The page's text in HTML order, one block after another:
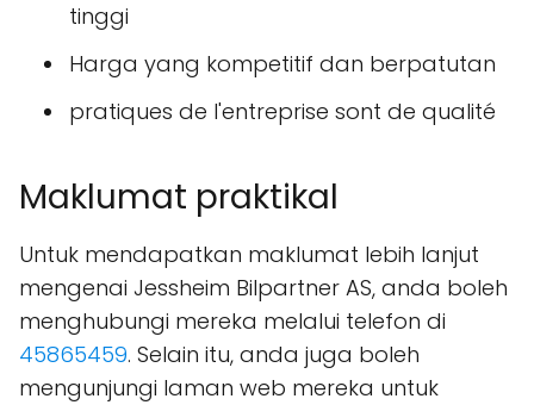
tinggi
Harga yang kompetitif dan berpatutan
pratiques de l'entreprise sont de qualité
Maklumat praktikal
Untuk mendapatkan maklumat lebih lanjut
mengenai Jessheim Bilpartner AS, anda boleh
menghubungi mereka melalui telefon di
45865459. Selain itu, anda juga boleh
mengunjungi laman web mereka untuk